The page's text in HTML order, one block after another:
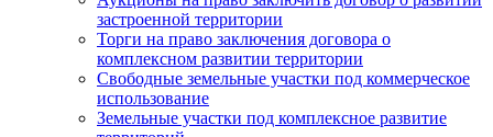
застроенной территории
Торги на право заключения договора о
комплексном развитии территории
Свободные земельные участки под коммерческое
использование
Земельные участки под комплексное развитие